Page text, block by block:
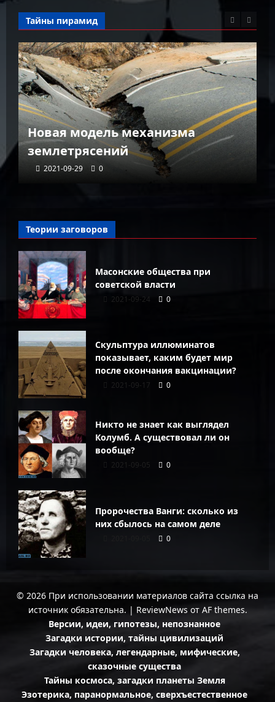
Тайны пирамид
Новая модель механизма
землетрясений
2021-09-29 0
Теории заговоров
Масонские общества при
советской власти
2021-09-24 0
Скульптура иллюминатов
показывает, каким будет мир
после окончания вакцинации?
2021-09-17 0
Никто не знает как выглядел
Колумб. А существовал ли он
вообще?
2021-09-05 0
Пророчества Ванги: сколько из
них сбылось на самом деле
0
© 2026 При использовании материалов сайта ссылка на
источник обязательна. | ReviewNews от AF themes.
Версии, идеи, гипотезы, непознанное
Загадки истории, тайны цивилизаций
Загадки человека, легендарные, мифические,
сказочные существа
Тайны космоса, загадки планеты Земля
Эзотерика, паранормальное, сверхъестественное